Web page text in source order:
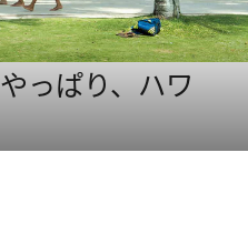
っぱり、ハワ